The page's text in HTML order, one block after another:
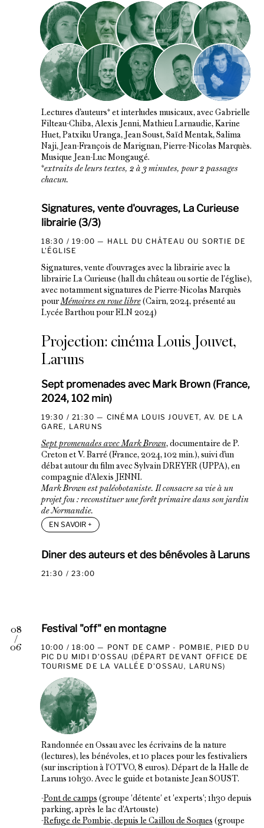
Lectures d’auteurs* et interludes musicaux, avec Gabrielle
Filteau-Chiba, Alexis Jenni, Mathieu Larnaudie, Karine
Huet, Patxiku Uranga, Jean Soust, Saïd Mentak, Salima
Naji, Jean-François de Marignan, Pierre-Nicolas Marquès.
Musique Jean-Luc Mongaugé.
*extraits de leurs textes, 2 à 3 minutes, pour 2 passages
chacun.
Signatures, vente d'ouvrages, La Curieuse
librairie (3/3)
18:30 / 19:00
HALL DU CHÂTEAU OU SORTIE DE
L'ÉGLISE
Signatures, vente d’ouvrages avec la librairie avec la
librairie La Curieuse (hall du château ou sortie de l'église),
avec notamment signatures de Pierre-Nicolas Marquès
pourMémoires en roue libre(Cairn, 2024, présenté au
Lycée Barthou pour ELN 2024)
Projection: cinéma Louis Jouvet,
Laruns
Sept promenades avec Mark Brown (France,
2024, 102 min)
19:30 / 21:30
CINÉMA LOUIS JOUVET, AV. DE LA
GARE, LARUNS
Sept promenades avec Mark Brown, documentaire de P.
Creton et V. Barré (France, 2024, 102 min.), suivi d’un
débat autour du film avec Sylvain DREYER (UPPA), en
compagnie d’Alexis JENNI.
Mark Brown est paléobotaniste. Il consacre sa vie à un
projet fou : reconstituer une forêt primaire dans son jardin
de Normandie.
EN SAVOIR +
Diner des auteurs et des bénévoles à Laruns
21:30 / 23:00
08
/
06
Festival "off" en montagne
10:00 / 18:00
PONT DE CAMP - POMBIE, PIED DU
PIC DU MIDI D'OSSAU (DÉPART DEVANT OFFICE DE
TOURISME DE LA VALLÉE D'OSSAU, LARUNS)
Randonnée en Ossau avec les écrivains de la nature
(lectures), les bénévoles, et 10 places pour les festivaliers
(sur inscription à l'OTVO, 8 euros). Départ de la Halle de
Laruns 10h30. Avec le guide et botaniste Jean SOUST.
-Pont de camps (groupe 'détente' et 'experts'; 1h30 depuis
parking, après le lac d'Artouste)
-Refuge de Pombie, depuis le Caillou de Soques (groupe